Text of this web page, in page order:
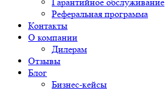
Реферальная программа
Контакты
О компании
Дилерам
Отзывы
Блог
Бизнес-кейсы